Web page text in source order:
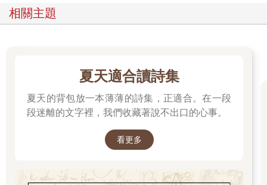
便憑藉自己的意志與豁達戰勝痛苦，成為一個瀟灑樂觀的人。
黃州附近的長江岸邊，有一塊可以在上面俯視江面的高崖，叫赤
會到嘉魚縣赤壁去遊覽，因此，他最常去的地方還是黃州的赤
壁。在這裡，他留下了兩篇賦——〈前赤壁賦〉、〈後赤壁
賦〉，還留下了一首傳誦千古的〈念奴嬌‧赤壁懷古〉：
大江東去，浪淘盡、千古風流人物。故壘西邊，人道是、三國周
遙想公瑾當年，小喬初嫁了，雄姿英發。羽扇綸巾，談笑間、檣
相關主題
夏天適合讀詩集
夏天的背包放一本薄薄的詩集，正適合。在一段
段迷離的文字裡，我們收藏著說不出口的心事。
看更多